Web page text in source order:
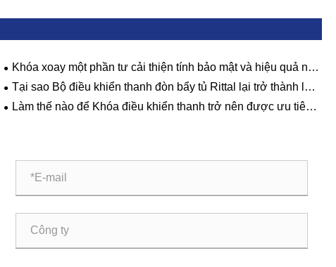
Khóa xoay một phần tư cải thiện tính bảo mật và hiệu quả như
thế nào?
Tại sao Bộ điều khiển thanh đòn bẩy tủ Rittal lại trở thành lựa
chọn ưu tiên cho Vỏ tủ công nghiệp?
Làm thế nào để Khóa điều khiển thanh trở nên được ưu tiên